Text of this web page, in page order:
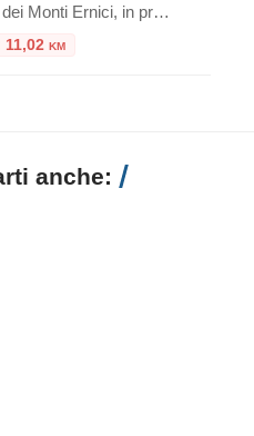
Nel cuore dei Monti Ernici, in provincia di Frosinone, si trova uno dei gioielli più affascinanti del Lazio: l’Ecomuseo “Orto del Centauro Chirone” di Collepardo. Questa particolare forma museale, riconosciuta dalla Regione Lazio e inserita nell’Organizzazione Museale Regionale, non si limita a un semplice edificio, ma abbraccia l’intero territorio comunale, offrendo ai visitatori un’esperienza immersiva […]
11,02 km
anche: